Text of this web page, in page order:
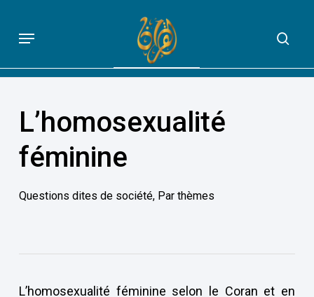
main
content
QUE DIT VRAIMENT LE CORAN
Menu
L’homosexualité
féminine
Questions dites de société, Par thèmes
L’homosexualité féminine selon le Coran et en